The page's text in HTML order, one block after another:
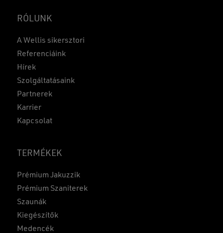
RÓLUNK
A Wellis sikersztori
Referenciáink
Hírek
Szolgáltatásaink
Partnerek
Karrier
Kapcsolat
TERMÉKEK
Prémium Jakuzzik
Prémium Szaniterek
Szaunák
Kiegészítők
Medencék